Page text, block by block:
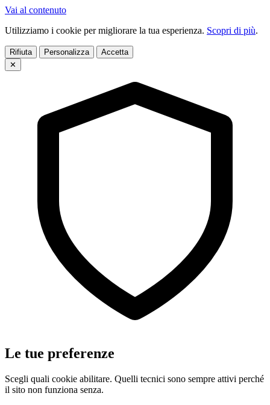
Vai al contenuto
Utilizziamo i cookie per migliorare la tua esperienza. Scopri di più.
Rifiuta Personalizza
Accetta
✕
Le tue preferenze
Scegli quali cookie abilitare. Quelli tecnici sono sempre attivi perché
il sito non funziona senza.